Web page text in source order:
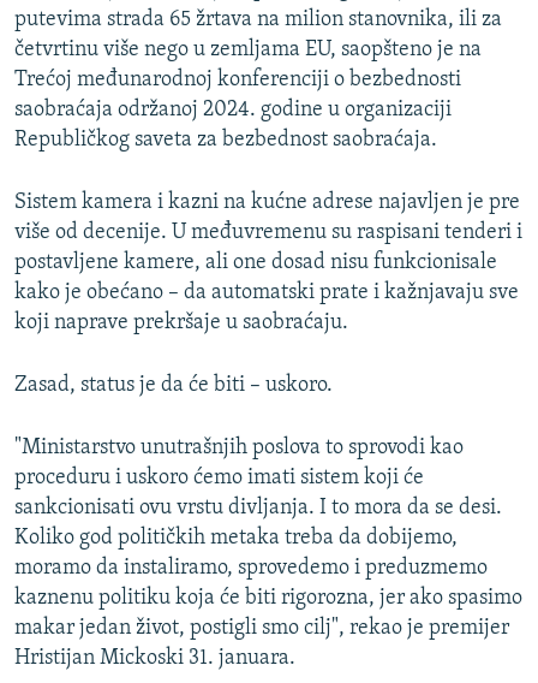
putevima strada 65 žrtava na milion stanovnika, ili za
četvrtinu više nego u zemljama EU, saopšteno je na
Trećoj međunarodnoj konferenciji o bezbednosti
saobraćaja održanoj 2024. godine u organizaciji
Republičkog saveta za bezbednost saobraćaja.
Sistem kamera i kazni na kućne adrese najavljen je pre
više od decenije. U međuvremenu su raspisani tenderi i
postavljene kamere, ali one dosad nisu funkcionisale
kako je obećano – da automatski prate i kažnjavaju sve
koji naprave prekršaje u saobraćaju.
Zasad, status je da će biti – uskoro.
"Ministarstvo unutrašnjih poslova to sprovodi kao
proceduru i uskoro ćemo imati sistem koji će
sankcionisati ovu vrstu divljanja. I to mora da se desi.
Koliko god političkih metaka treba da dobijemo,
moramo da instaliramo, sprovedemo i preduzmemo
kaznenu politiku koja će biti rigorozna, jer ako spasimo
makar jedan život, postigli smo cilj", rekao je premijer
Hristijan Mickoski 31. januara.